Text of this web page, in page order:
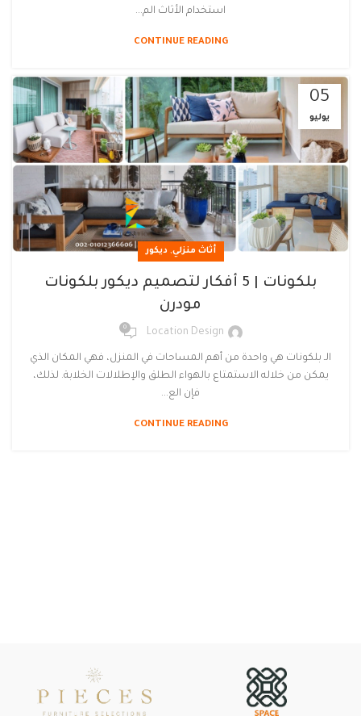
استخدام الأثاث الم...
CONTINUE READING
05
يوليو
أثاث منزلي, ديكور
بلكونات | 5 أفكار لتصميم ديكور بلكونات
مودرن
Location Design
0
الـ بلكونات هي واحدة من أهم المساحات في المنزل، فهي المكان الذي
يمكن من خلاله الاستمتاع بالهواء الطلق والإطلالات الخلابة. لذلك،
فإن الع...
CONTINUE READING